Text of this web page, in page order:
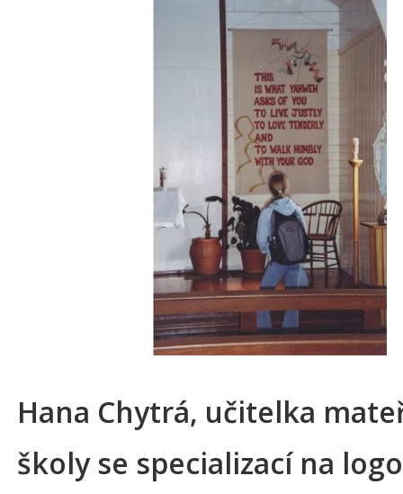
Hana Chytrá, učitelka
školy se specializací na